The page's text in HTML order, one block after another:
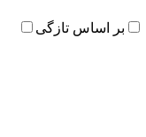
بر اساس تازگی